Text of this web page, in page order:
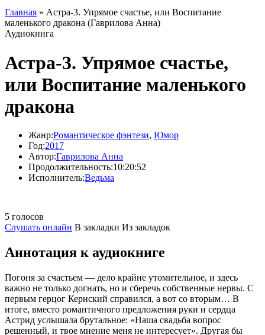
Главная » Астра-3. Упрямое счастье, или Воспитание
маленького дракона (Гаврилова Анна)
Аудиокнига
Астра-3. Упрямое счастье,
или Воспитание маленького
дракона
Жанр:Романтическое фэнтези, Юмор
Год:2017
Автор:Гаврилова Анна
Продолжительность:10:20:52
Исполнитель:Ведьма
5 голосов
Слушать онлайн В закладки Из закладок
Аннотация к аудиокниге
Погоня за счастьем — дело крайне утомительное, и здесь
важно не только догнать, но и сберечь собственные нервы. С
первым герцог Кернский справился, а вот со вторым… В
итоге, вместо романтичного предложения руки и сердца
Астрид услышала брутальное: «Наша свадьба вопрос
решенный, и твое мнение меня не интересует». Другая бы